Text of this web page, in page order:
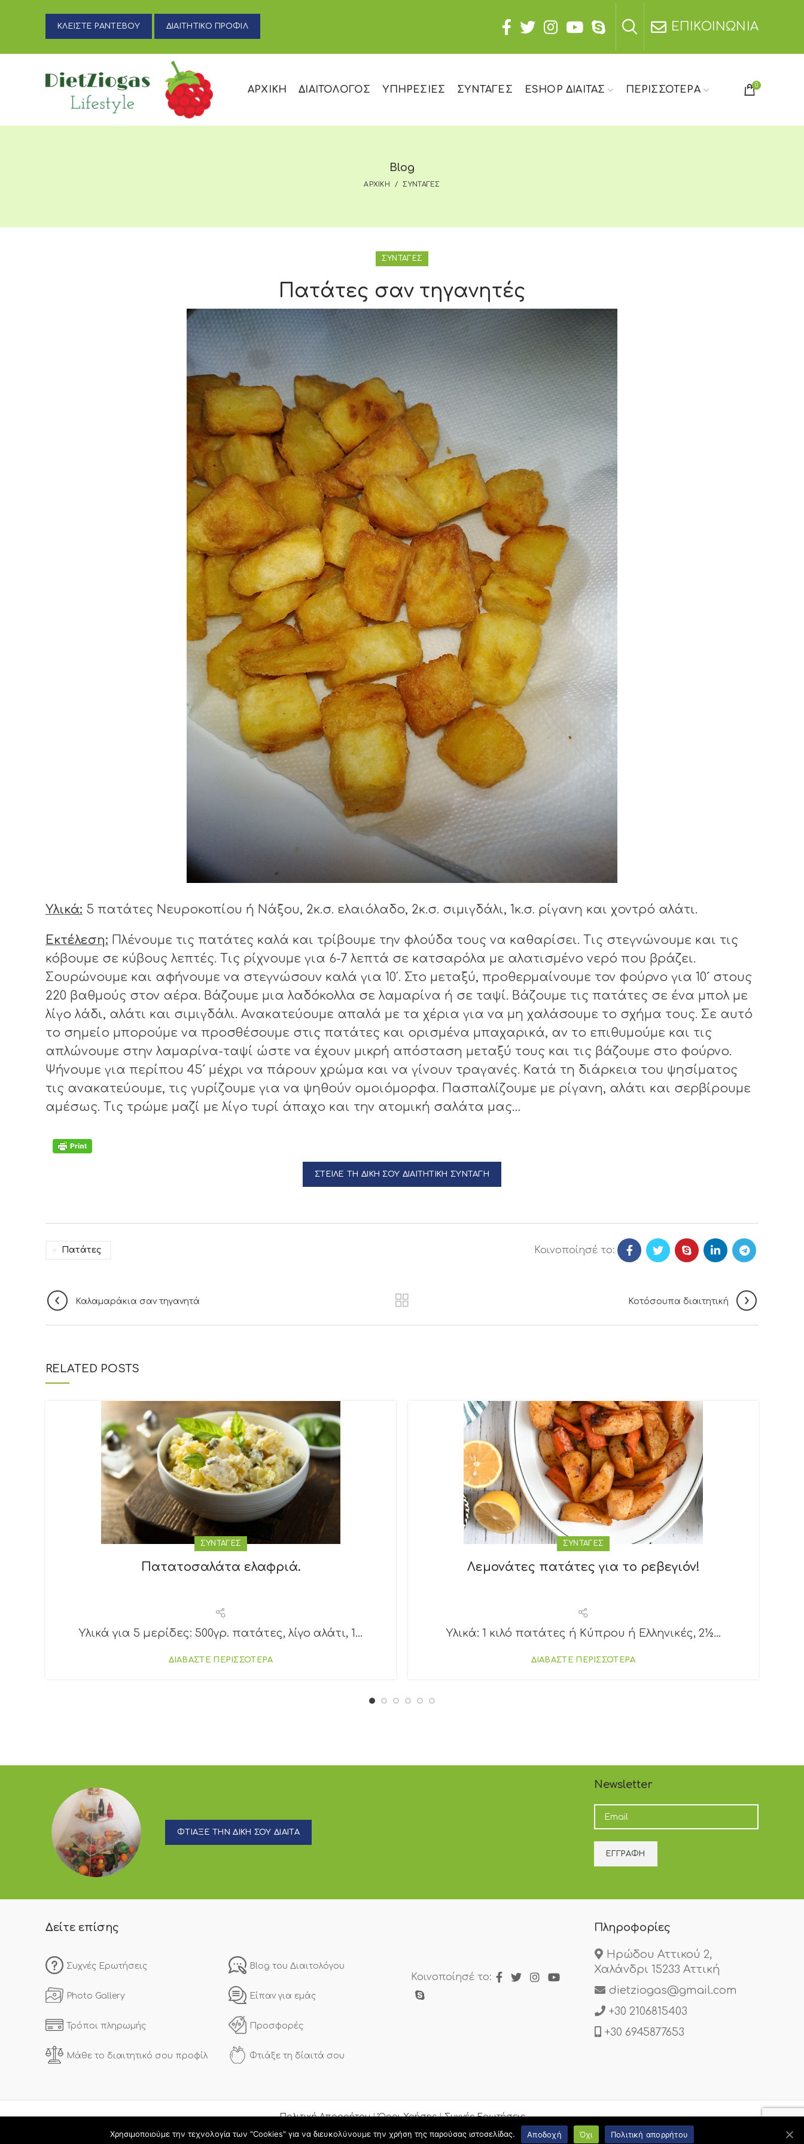
ΚΛΕΙΣΤΕ ΡΑΝΤΕΒΟΥ ΔΙΑΙΤΗΤΙΚΟ ΠΡΟΦΙΛ ΕΠΙΚΟΙΝΩΝΙΑ
ΑΡΧΙΚΗ ΔΙΑΙΤΟΛΟΓΟΣ ΥΠΗΡΕΣΙΕΣ ΣΥΝΤΑΓΕΣ ESHOP ΔΙΑΙΤΑΣ ΠΕΡΙΣΣΟΤΕΡΑ 0
Blog
ΑΡΧΙΚΗ ΣΥΝΤΑΓΕΣ
ΣΥΝΤΑΓΕΣ
Πατάτες σαν τηγανητές
Υλικά: 5 πατάτες Νευροκοπίου ή Νάξου, 2κ.σ. ελαιόλαδο, 2κ.σ. σιμιγδάλι, 1κ.σ. ρίγανη και χοντρό αλάτι.
Εκτέλεση: Πλένουμε τις πατάτες καλά και τρίβουμε την φλούδα τους να καθαρίσει. Τις στεγνώνουμε και τις
κόβουμε σε κύβους λεπτές. Τις ρίχνουμε για 6-7 λεπτά σε κατσαρόλα με αλατισμένο νερό που βράζει.
Σουρώνουμε και αφήνουμε να στεγνώσουν καλά για 10′. Στο μεταξύ, προθερμαίνουμε τον φούρνο για 10´ στους
220 βαθμούς στον αέρα. Βάζουμε μια λαδόκολλα σε λαμαρίνα ή σε ταψί. Βάζουμε τις πατάτες σε ένα μπολ με
λίγο λάδι, αλάτι και σιμιγδάλι. Ανακατεύουμε απαλά με τα χέρια για να μη χαλάσουμε το σχήμα τους. Σε αυτό
το σημείο μπορούμε να προσθέσουμε στις πατάτες και ορισμένα μπαχαρικά, αν το επιθυμούμε και τις
απλώνουμε στην λαμαρίνα-ταψί ώστε να έχουν μικρή απόσταση μεταξύ τους και τις βάζουμε στο φούρνο.
Ψήνουμε για περίπου 45´ μέχρι να πάρουν χρώμα και να γίνουν τραγανές. Κατά τη διάρκεια του ψησίματος
τις ανακατεύουμε, τις γυρίζουμε για να ψηθούν ομοιόμορφα. Πασπαλίζουμε με ρίγανη, αλάτι και σερβίρουμε
αμέσως. Τις τρώμε μαζί με λίγο τυρί άπαχο και την ατομική σαλάτα μας…
ΣΤΕΙΛΕ ΤΗ ΔΙΚΗ ΣΟΥ ΔΙΑΙΤΗΤΙΚΗ ΣΥΝΤΑΓΗ
Πατάτες Κοινοποίησέ το:
Καλαμαράκια σαν τηγανητά Κοτόσουπα διαιτητική
RELATED POSTS
ΣΥΝΤΑΓΕΣ
Πατατοσαλάτα ελαφριά.
Υλικά για 5 μερίδες: 500γρ. πατάτες, λίγο αλάτι, 1...
ΔΙΑΒΑΣΤΕ ΠΕΡΙΣΣΟΤΕΡΑ
ΣΥΝΤΑΓΕΣ
Λεμονάτες πατάτες για το ρεβεγιόν!
Υλικά: 1 κιλό πατάτες ή Κύπρου ή Ελληνικές, 2½...
ΔΙΑΒΑΣΤΕ ΠΕΡΙΣΣΟΤΕΡΑ
ΦΤΙΑΞΕ ΤΗΝ ΔΙΚΗ ΣΟΥ ΔΙΑΙΤΑ
Newsletter
Δείτε επίσης
Συχνές Ερωτήσεις
Photo Gallery
Τρόποι πληρωμής
Μάθε το διαιτητικό σου προφίλ
Blog του Διαιτολόγου
Είπαν για εμάς
Προσφορές
Φτιάξε τη δίαιτά σου
Κοινοποίησέ το:
Πληροφορίες
Ηρώδου Αττικού 2,
Χαλάνδρι 15233 Αττική
dietziogas@gmail.com
+30 2106815403
+30 6945877653
Πολιτική Απορρήτου|Όροι Χρήσης|Συχνές Ερωτήσεις
Copyright © 2020 Diaitologos.gr. All Rights Reserved.Web Design & development by web-idea.gr
Χρησιμοποιούμε την τεχνολογία των "Cookies" για να διευκολύνουμε την χρήση της παρούσας ιστοσελίδας. Αποδοχή Όχι Πολιτική απορρήτου